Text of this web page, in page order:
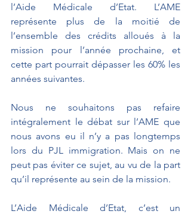
l’Aide Médicale d’Etat. L’AME
représente plus de la moitié de
l’ensemble des crédits alloués à la
mission pour l’année prochaine, et
cette part pourrait dépasser les 60% les
années suivantes.
Nous ne souhaitons pas refaire
intégralement le débat sur l’AME que
nous avons eu il n’y a pas longtemps
lors du PJL immigration. Mais on ne
peut pas éviter ce sujet, au vu de la part
qu’il représente au sein de la mission.
L’Aide Médicale d’Etat, c’est un